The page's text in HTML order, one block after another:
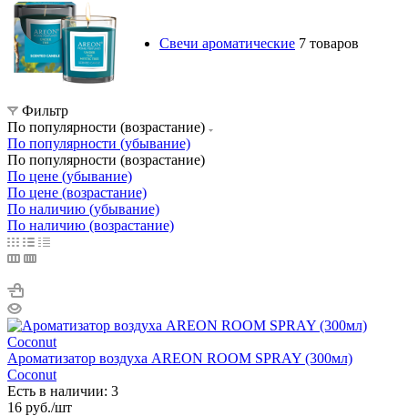
Свечи ароматические 7 товаров
Фильтр
По популярности (возрастание)
По популярности (убывание)
По популярности (возрастание)
По цене (убывание)
По цене (возрастание)
По наличию (убывание)
По наличию (возрастание)
Ароматизатор воздуха AREON ROOM SPRAY (300мл)
Coconut
Есть в наличии: 3
16 руб./шт